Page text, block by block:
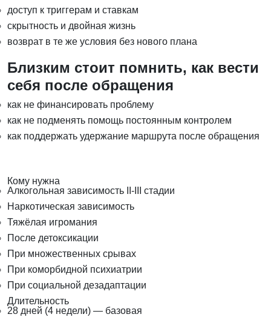
доступ к триггерам и ставкам
скрытность и двойная жизнь
возврат в те же условия без нового плана
Близким стоит помнить, как вести
себя после обращения
как не финансировать проблему
как не подменять помощь постоянным контролем
как поддержать удержание маршрута после обращения
Кому нужна
Алкогольная зависимость II-III стадии
Наркотическая зависимость
Тяжёлая игромания
После детоксикации
При множественных срывах
При коморбидной психиатрии
При социальной дезадаптации
Длительность
28 дней (4 недели) — базовая